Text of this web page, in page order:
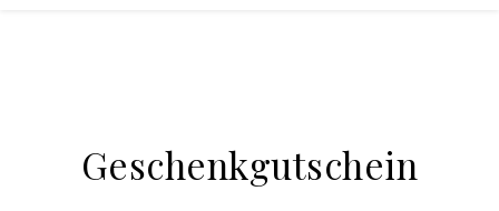
Geschenkgutschein